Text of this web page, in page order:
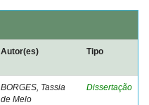
Autor(es) Tipo
BORGES, Tassia
de Melo
Dissertação